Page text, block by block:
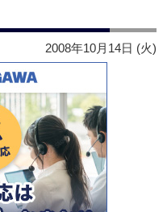
2008年10月14日 (火)